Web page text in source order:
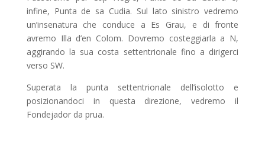
infine, Punta de sa Cudia. Sul lato sinistro vedremo
un’insenatura che conduce a Es Grau, e di fronte
avremo Illa d’en Colom. Dovremo costeggiarla a N,
aggirando la sua costa settentrionale fino a dirigerci
verso SW.
Superata la punta settentrionale dell’isolotto e
posizionandoci in questa direzione, vedremo il
Fondejador da prua.